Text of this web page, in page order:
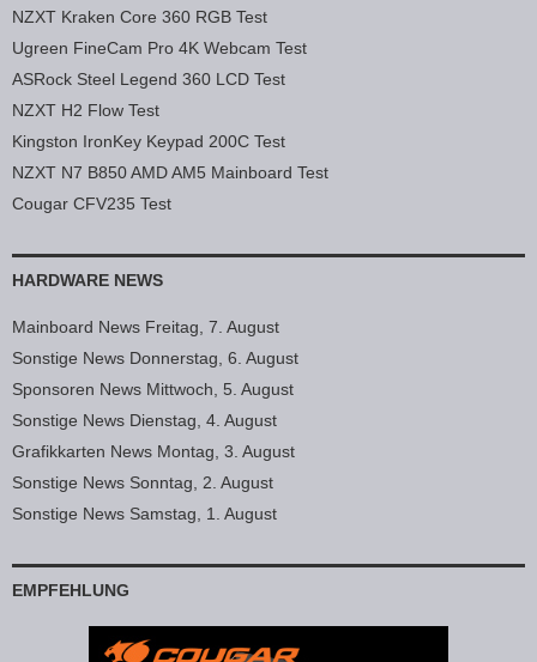
NZXT Kraken Core 360 RGB Test
Ugreen FineCam Pro 4K Webcam Test
ASRock Steel Legend 360 LCD Test
NZXT H2 Flow Test
Kingston IronKey Keypad 200C Test
NZXT N7 B850 AMD AM5 Mainboard Test
Cougar CFV235 Test
HARDWARE NEWS
Mainboard News Freitag, 7. August
Sonstige News Donnerstag, 6. August
Sponsoren News Mittwoch, 5. August
Sonstige News Dienstag, 4. August
Grafikkarten News Montag, 3. August
Sonstige News Sonntag, 2. August
Sonstige News Samstag, 1. August
EMPFEHLUNG